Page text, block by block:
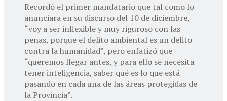
Recordó el primer mandatario que tal como lo
anunciara en su discurso del 10 de diciembre,
“voy a ser inflexible y muy riguroso con las
penas, porque el delito ambiental es un delito
contra la humanidad”, pero enfatizó que
“queremos llegar antes, y para ello se necesita
tener inteligencia, saber qué es lo que está
pasando en cada una de las áreas protegidas de
la Provincia”.